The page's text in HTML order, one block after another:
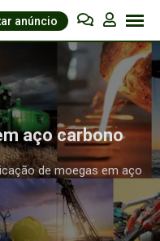
anúncio
aço carbono
de moegas em aço